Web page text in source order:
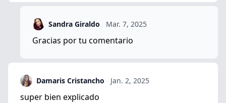
Sandra Giraldo Mar. 7, 2025
Gracias por tu comentario
Damaris Cristancho Jan. 2, 2025
super bien explicado